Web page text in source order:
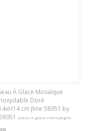
À Glace Mosaïque
Doré
cm Jline 58951 by
seaux-à-glace-champagne